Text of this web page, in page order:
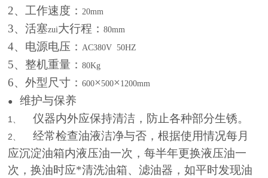
2、工作速度： 20mm
3、活塞zui大行程：80mm
4、电源电压： AC380V 50HZ
5、整机重量：80Kg
6、外型尺寸：600×500× 1200mm
●
维护与保养
1、 仪器内外应保持清洁，防止各种部分生锈。
2、
经常检查油液洁净与否，根据使用情况每月
应沉淀油箱内液压油一次，每半年更换液压油一
次，换油时应*清洗油箱、滤油器，如平时发现油